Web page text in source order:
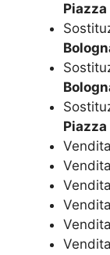
Piazza
Piazza